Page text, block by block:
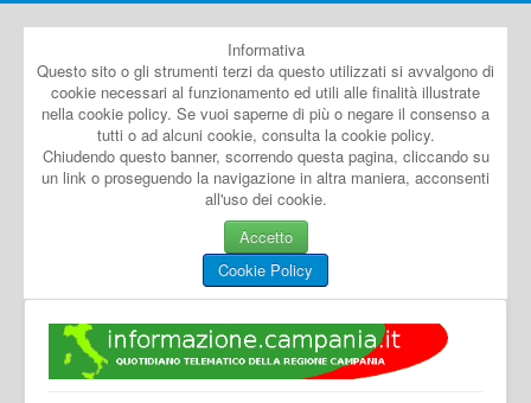
Informativa
Questo sito o gli strumenti terzi da questo utilizzati si avvalgono di
cookie necessari al funzionamento ed utili alle finalità illustrate
nella cookie policy. Se vuoi saperne di più o negare il consenso a
tutti o ad alcuni cookie, consulta la cookie policy.
Chiudendo questo banner, scorrendo questa pagina, cliccando su
un link o proseguendo la navigazione in altra maniera, acconsenti
all'uso dei cookie.
Accetto
Cookie Policy